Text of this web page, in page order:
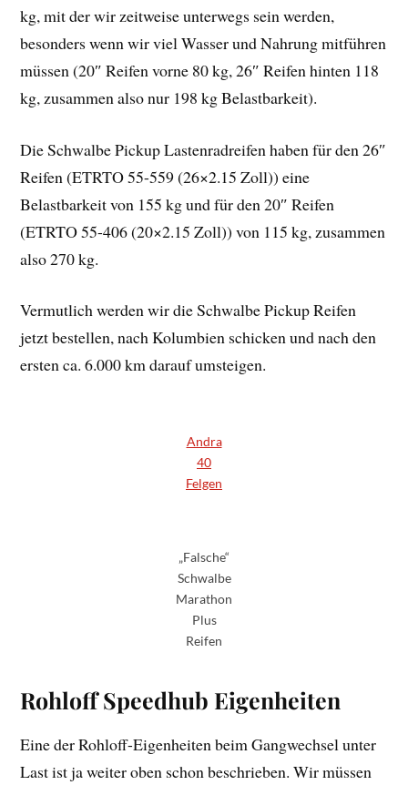
kg, mit der wir zeitweise unterwegs sein werden,
besonders wenn wir viel Wasser und Nahrung mitführen
müssen (20″ Reifen vorne 80 kg, 26″ Reifen hinten 118
kg, zusammen also nur 198 kg Belastbarkeit).
Die Schwalbe Pickup Lastenradreifen haben für den 26″
Reifen (ETRTO 55-559 (26×2.15 Zoll)) eine
Belastbarkeit von 155 kg und für den 20″ Reifen
(ETRTO 55-406 (20×2.15 Zoll)) von 115 kg, zusammen
also 270 kg.
Vermutlich werden wir die Schwalbe Pickup Reifen
jetzt bestellen, nach Kolumbien schicken und nach den
ersten ca. 6.000 km darauf umsteigen.
Andra
40
Felgen
„Falsche“
Schwalbe
Marathon
Plus
Reifen
Rohloff Speedhub Eigenheiten
Eine der Rohloff-Eigenheiten beim Gangwechsel unter
Last ist ja weiter oben schon beschrieben. Wir müssen